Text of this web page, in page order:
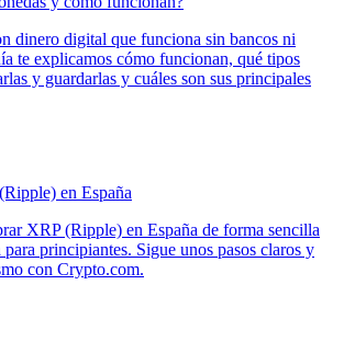
dinero digital que funciona sin bancos ni
te explicamos cómo funcionan, qué tipos
y guardarlas y cuáles son sus principales
en España
XRP (Ripple) en España de forma sencilla
principiantes. Sigue unos pasos claros y
con Crypto.com.